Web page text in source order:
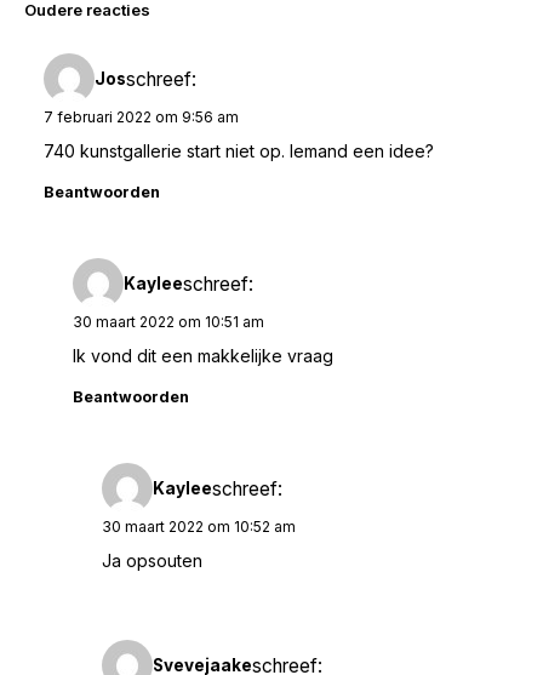
Reacties
navigatie
Oudere reacties
Josschreef:
7 februari 2022 om 9:56 am
740 kunstgallerie start niet op. Iemand een idee?
Beantwoorden
Kayleeschreef:
30 maart 2022 om 10:51 am
Ik vond dit een makkelijke vraag
Beantwoorden
Kayleeschreef:
30 maart 2022 om 10:52 am
Ja opsouten
Svevejaakeschreef: